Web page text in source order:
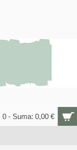
0 - Suma: 0,00 €